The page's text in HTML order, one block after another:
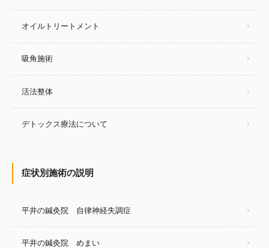
オイルトリートメント
吸角施術
活法整体
デトックス療法について
症状別施術の説明
平井の鍼灸院 自律神経失調症
平井の鍼灸院 めまい